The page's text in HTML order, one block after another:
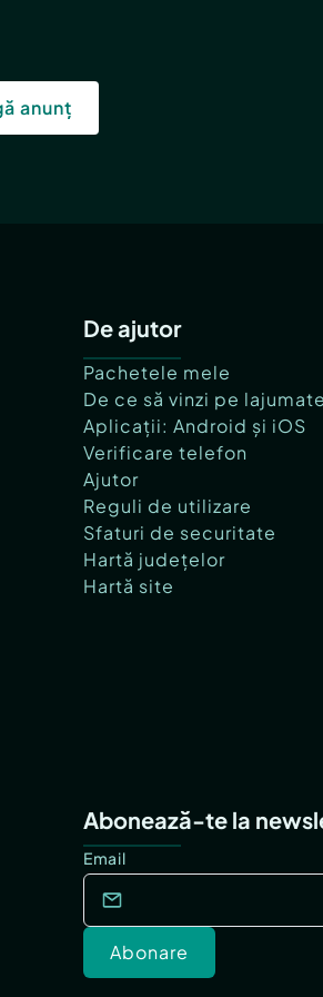
anunț
De ajutor
Pachetele mele
De ce să vinzi pe
Aplicații: Android și iOS
Verificare telefon
Ajutor
Reguli de utilizare
Sfaturi de securitate
Hartă județelor
Hartă site
Abonează-te la
Email
Abonare